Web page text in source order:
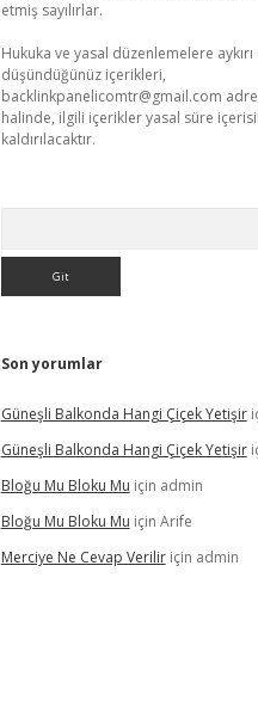
etmiş sayılırlar.
Hukuka ve yasal düzenlemelere
düşündüğünüz içerikleri,
backlinkpanelicomtr@gmail.com
halinde, ilgili içerikler yasal süre
kaldırılacaktır.
Son yorumlar
Güneşli Balkonda Hangi Çiçek Yetişir
Güneşli Balkonda Hangi Çiçek Yetişir
Bloğu Mu Bloku Mu için admin
Bloğu Mu Bloku Mu için Arife
Merciye Ne Cevap Veriliriçin admin